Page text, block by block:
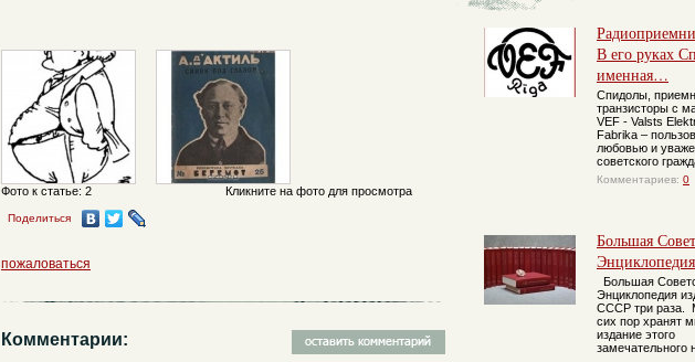
Кликните на фото для просмотра
Фото к статье: 2
Поделиться
пожаловаться
Комментарии:
В его руках
именная…
Спидолы,
транзисторы с
VEF - Valsts
Fabrika –
любовью и
советского
Комментариев: 0
Большая
Энциклопедия
Большая
Энциклопедия
СССР три раза.
сих пор хранят
издание этого
замечательного